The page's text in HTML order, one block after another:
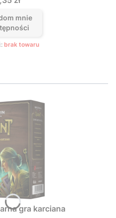
mnie
brak towaru
gra karciana